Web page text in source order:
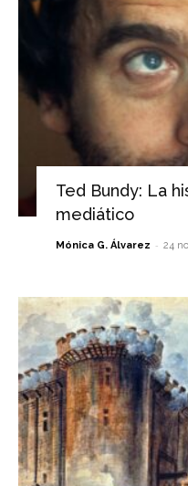
Ted Bundy: La
mediático
Mónica G. Álvarez - 24